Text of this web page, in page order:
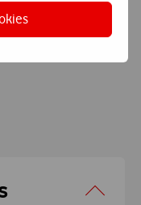
ou Cartão de Crédito.